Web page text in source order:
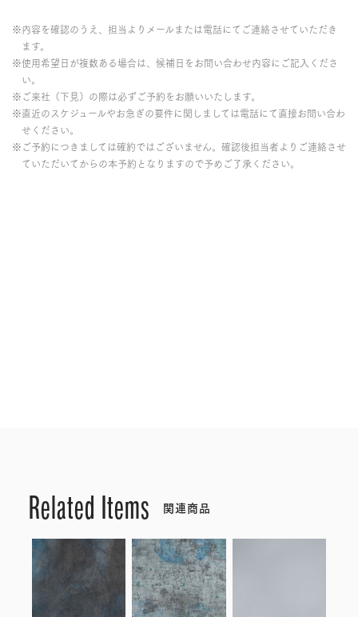
※内容を確認のうえ、担当よりメールまたは電話にてご連絡させていただき
ます。
※使用希望日が複数ある場合は、候補日をお問い合わせ内容にご記入くださ
い。
※ご来社（下見）の際は必ずご予約をお願いいたします。
※直近のスケジュールやお急ぎの要件に関しましては電話にて直接お問い合わ
せください。
※ご予約につきましては確約ではございません。確認後担当者よりご連絡させ
ていただいてからの本予約となりますので予めご了承ください。
Related Items 関連商品